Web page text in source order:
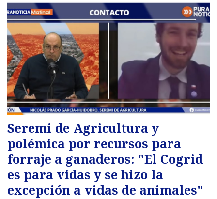
Seremi de Agricultura y
polémica por recursos para
forraje a ganaderos: "El Cogrid
es para vidas y se hizo la
excepción a vidas de animales"